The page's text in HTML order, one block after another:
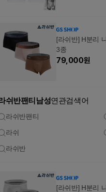
[라쉬반] H분리
3종
79,000원
쉬반팬티남성연관검색어
라쉬반팬티
라쉬
라쉬반
[라쉬반] H분리